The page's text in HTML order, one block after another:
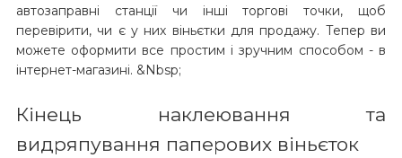
автозаправні станції чи інші торгові точки, щоб
перевірити, чи є у них віньєтки для продажу. Тепер ви
можете оформити все простим і зручним способом - в
інтернет-магазині. &Nbsp;
Кінець наклеювання та
видряпування паперових віньєток